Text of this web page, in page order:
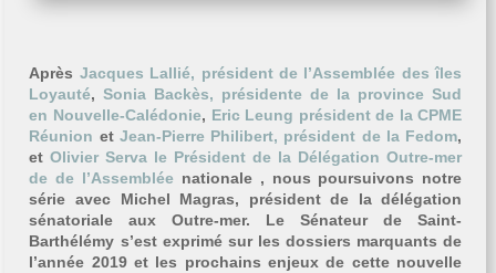
Après Jacques Lallié, président de l’Assemblée des îles
Loyauté,Sonia Backès, présidente de la province Sud
en Nouvelle-Calédonie, Eric Leung président de la CPME
Réunion et Jean-Pierre Philibert, président de la Fedom,
etOlivier Serva le Président de la Délégation Outre-mer
de de l’Assemblée nationale , nous poursuivons notre
série avec Michel Magras, président de la délégation
sénatoriale aux Outre-mer. Le Sénateur de Saint-
Barthélémy s’est exprimé sur les dossiers marquants de
l’année 2019 et les prochains enjeux de cette nouvelle